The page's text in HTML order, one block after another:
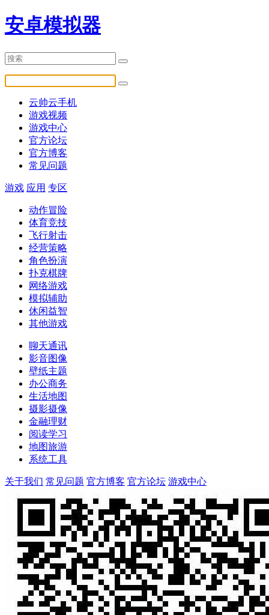
安卓模拟器
云帅云手机
游戏视频
游戏中心
官方论坛
官方博客
常见问题
游戏 应用 专区
动作冒险
体育竞技
飞行射击
经营策略
角色扮演
扑克棋牌
网络游戏
模拟辅助
休闲益智
其他游戏
聊天通讯
影音图像
壁纸主题
办公商务
生活地图
摄影摄像
金融理财
阅读学习
地图旅游
系统工具
关于我们 常见问题 官方博客 官方论坛 游戏中心